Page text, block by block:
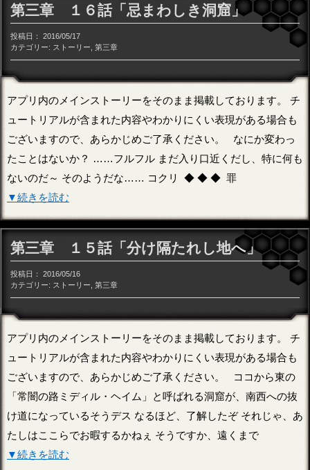
第三章 １６話「忌まわしき洞窟」
投稿日：
2016/05/17
カテゴリー: ストーリー 第三章
アプリ内のメインストーリーをそのまま掲載しております。 チ
ュートリアルが含まれた内容やわかりにくい表現がある場合も
ございますので、あらかじめご了承ください。 なにか変わっ
たことはないか？ ……フルフル まだ入り口近くだし、特に何も
ないのだ～ そのようだな…… コクリ ◆ ◆ ◆ 罪
▼続きを読む
第三章 １５話「分け隔たれし地へ」
投稿日：
2016/05/16
カテゴリー: ストーリー 第三章
アプリ内のメインストーリーをそのまま掲載しております。 チ
ュートリアルが含まれた内容やわかりにくい表現がある場合も
ございますので、あらかじめご了承ください。 ココから東の
「常闇の路ミディル・ヘイム」と呼ばれる洞窟が、南西への抜
け道になっているそうデス なるほど、了解したぞ それじゃ、あ
たしはここらでお暇するかねぇ そうですか、遠くまで
▼続きを読む